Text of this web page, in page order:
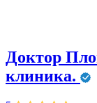
Доктор
клиника.